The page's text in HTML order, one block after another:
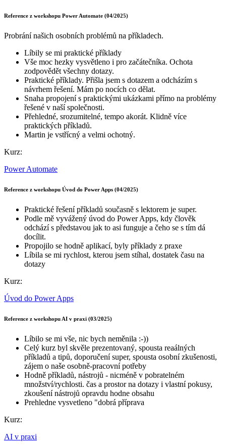
Reference z workshopu Power Automate (04/2025)
Probrání našich osobních problémů na příkladech.
Líbily se mi praktické příklady
Vše moc hezky vysvětleno i pro začátečníka. Ochota
zodpovědět všechny dotazy.
Praktické příklady. Přišla jsem s dotazem a odcházím s
návrhem řešení. Mám po nocích co dělat.
Snaha propojení s praktickými ukázkami přímo na problémy
řešené v naší společnosti.
Přehledné, srozumitelné, tempo akorát. Klidně více
praktických příkladů.
Martin je vstřícný a velmi ochotný.
Kurz:
Power Automate
Reference z workshopu Úvod do Power Apps (04/2025)
Praktické řešení příkladů současně s lektorem je super.
Podle mě vyvážený úvod do Power Apps, kdy člověk
odchází s představou jak to asi funguje a čeho se s tím dá
docílit.
Propojilo se hodně aplikací, byly příklady z praxe
Líbila se mi rychlost, kterou jsem stíhal, dostatek času na
dotazy
Kurz:
Úvod do Power Apps
Reference z workshopu AI v praxi (03/2025)
Líbilo se mi vše, nic bych neměnila :-))
Celý kurz byl skvěle prezentovaný, spousta reaálných
příkladů a tipů, doporučení super, spousta osobní zkušenosti,
zájem o naše osobně-pracovní potřeby
Hodně příkladů, nástrojů - nicméně v pobratelném
množství/rychlosti. čas a prostor na dotazy i vlastní pokusy,
zkoušení nástrojů opravdu hodne obsahu
Prehledne vysvetleno "dobrá příprava
Kurz:
AI v praxi